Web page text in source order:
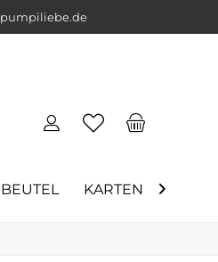
KARTEN 